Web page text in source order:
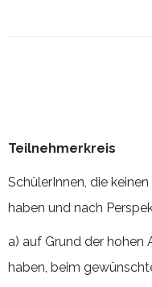
Teilnehmerkreis
SchülerInnen, die
haben und nach
a) auf Grund der hohen
haben, beim